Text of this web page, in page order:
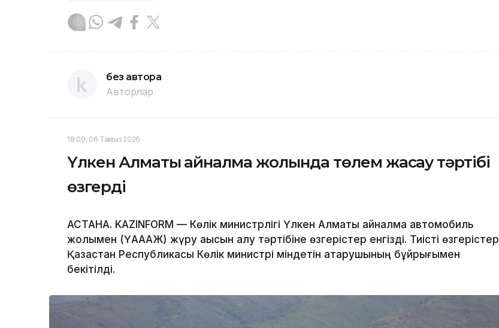
без автора
Авторлар
18:00, 06 Тамыз 2026
Үлкен Алматы айналма жолында төлем жасау тәртібі
өзгерді
АСТАНА. KAZINFORM — Көлік министрлігі Үлкен Алматы айналма автомобиль
жолымен (ҮАААЖ) жүру ақысын алу тәртібіне өзгерістер енгізді. Тиісті өзгерістер
Қазақстан Республикасы Көлік министрі міндетін атқарушының бұйрығымен
бекітілді.